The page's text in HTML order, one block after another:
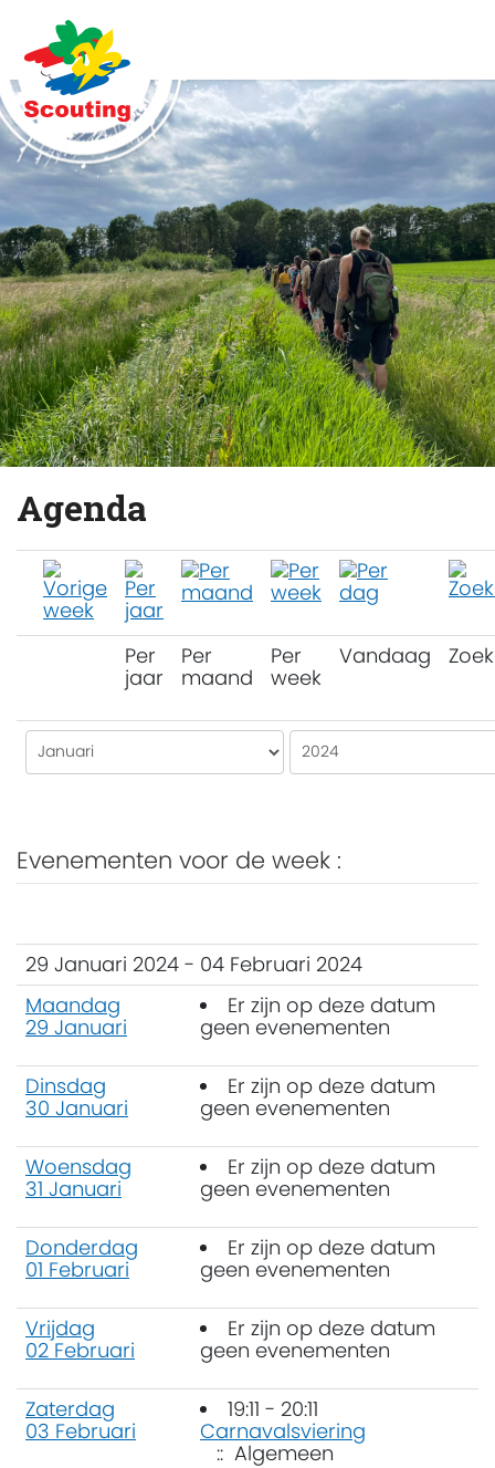
Agenda
Per
jaar
Per
maand
Per
week
Vandaag
Evenementen voor de week :
29 Januari 2024 - 04 Februari 2024
Maandag
29 Januari
Er zijn op deze datum
geen evenementen
Dinsdag
30 Januari
Er zijn op deze datum
geen evenementen
Woensdag
31 Januari
Er zijn op deze datum
geen evenementen
Donderdag
01 Februari
Er zijn op deze datum
geen evenementen
Vrijdag
02 Februari
Er zijn op deze datum
geen evenementen
Zaterdag
03 Februari
19:11 - 20:11
Carnavalsviering
:: Algemeen